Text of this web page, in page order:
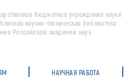
бюджетное учреждение науки
научно-техническая библиотека
Российской академии наук
НАУЧНАЯ РАБОТА